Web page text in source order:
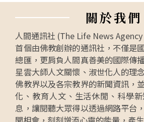
關於我們
人間通訊社 (The Life News
首個由佛教創辦的通訊社，不僅是
總匯，更肩負人間真善美的國際傳
星雲大師人文關懷、淑世化人的理
佛教界以及各宗教界的新聞資訊，
化、教育人文、生活休閒、科學
息，讓閱聽大眾得以透過網路平台